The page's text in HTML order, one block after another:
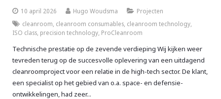
10 april 2026 Hugo Woudsma
Projecten
cleanroom cleanroom consumables cleanroom technology
ISO class precision technology ProCleanroom
Technische prestatie op de zevende verdieping Wij kijken weer
tevreden terug op de succesvolle oplevering van een uitdagend
cleanroomproject voor een relatie in de high-tech sector. De klant,
een specialist op het gebied van o.a. space- en defensie-
ontwikkelingen, had zeer...